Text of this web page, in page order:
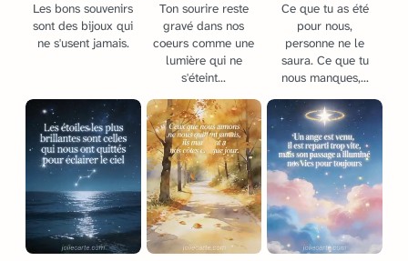
Les bons souvenirs
sont des bijoux qui
ne s'usent jamais.
Ton sourire reste
gravé dans nos
coeurs comme une
lumière qui ne
s'éteint...
Ce que tu as été
pour nous,
personne ne le
saura. Ce que tu
nous manques,...